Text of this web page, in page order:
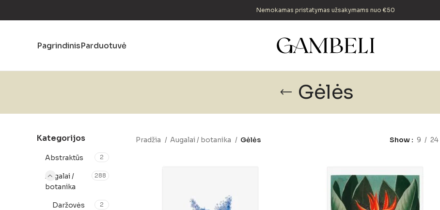
Nemokamas pristatymas užsakymams nuo €50
PagrindinisParduotuvė
Gėlės
Kategorijos
Abstraktūs 2
Augalai /
botanika
288
Daržovės 2
Pradžia Augalai / botanika Gėlės Show 9 24